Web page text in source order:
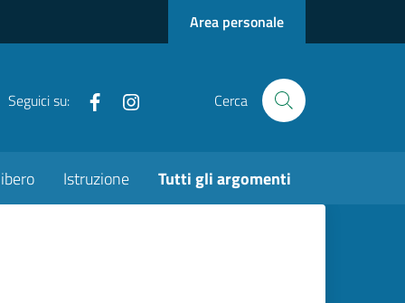
Area personale
Seguici su: FacebookInstagramCerca
Istruzione Tutti gli argomenti